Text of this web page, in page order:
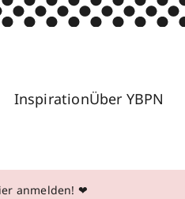
InspirationÜber YBPN
anmelden! ❤